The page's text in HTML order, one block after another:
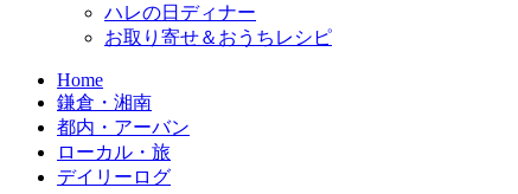
ハレの日ディナー
お取り寄せ＆おうちレシピ
Home
鎌倉・湘南
都内・アーバン
ローカル・旅
デイリーログ